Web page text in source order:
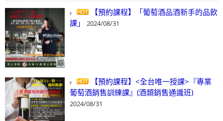
【預約課程】「葡萄酒品酒新手的品飲
課」
2024/08/31
【預約課程】<全台唯一授課>『專業
葡萄酒銷售訓練課』(酒類銷售通識班)
2024/08/31